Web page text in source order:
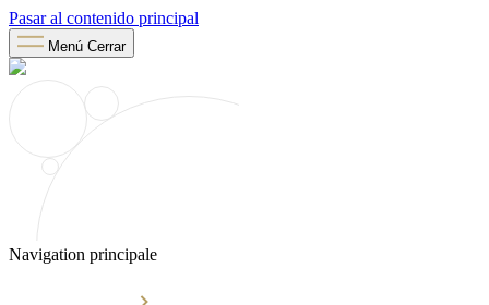
Pasar al contenido principal
Menú Cerrar
Navigation principale